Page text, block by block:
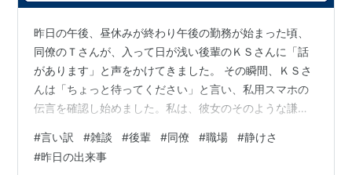
昨日の午後、昼休みが終わり午後の勤務が始まった頃、
同僚のＴさんが、入って日が浅い後輩のＫＳさんに「話
があります」と声をかけてきました。 その瞬間、ＫＳさ
んは「ちょっと待ってください」と言い、私用スマホの
伝言を確認し始めました。私は、彼女のそのような謙虚
Ｔさんが休みの日の業務の受注票作成を依頼すると、Ｋ
Ｓさんは素直に聞くことができず、言い訳ばかりを重ね
#言い訳 #雑談 #後輩 #同僚 #職場 #静けさ
#昨日の出来事